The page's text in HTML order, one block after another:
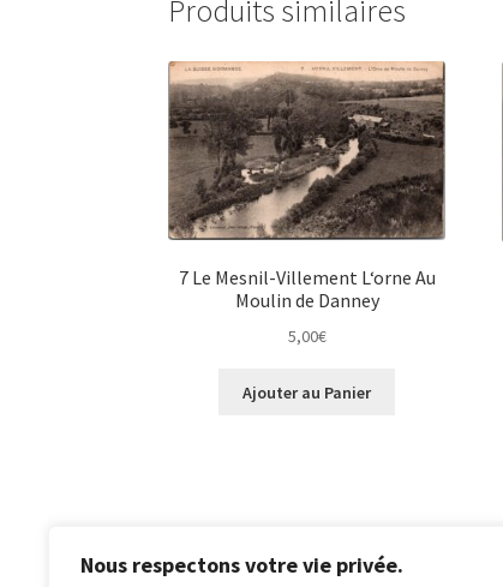
Nous respectons votre vie privée.
Produits similaires
7 Le Mesnil-Villement L‘orne Au
Moulin de Danney
5,00€
Ajouter au Panier